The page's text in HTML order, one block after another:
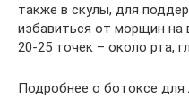
также в скулы, для
избавиться от морщин на
20-25 точек – около рта,
Подробнее о ботоксе для